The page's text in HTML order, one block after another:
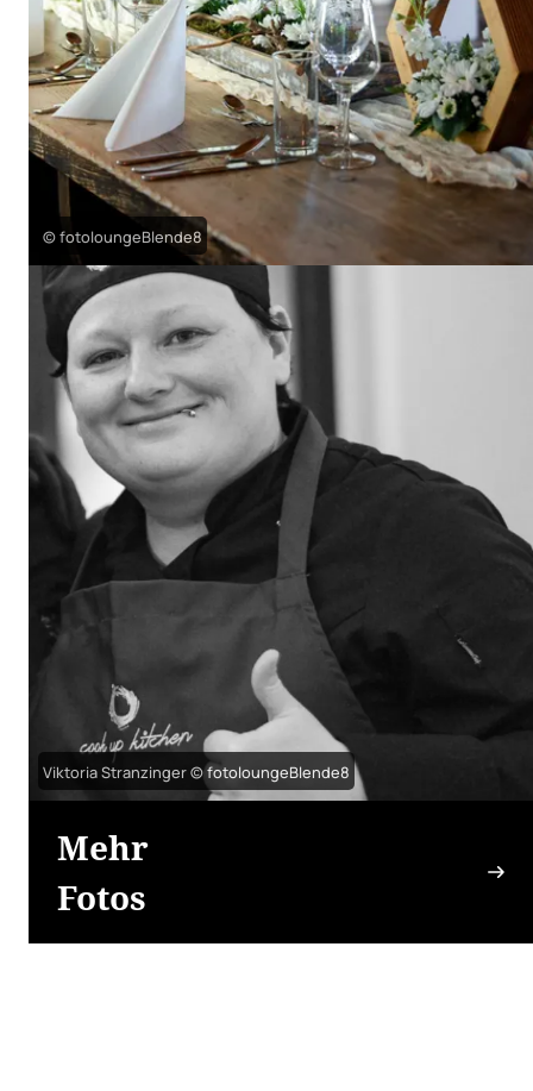
© fotoloungeBlende8
Viktoria Stranzinger © fotoloungeBlende8
Mehr
Fotos